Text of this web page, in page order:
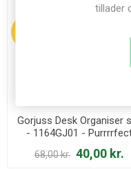
Gorjuss Desk Organiser
- 1164GJ01 -
68,00 kr. 40,00 kr.
tillader